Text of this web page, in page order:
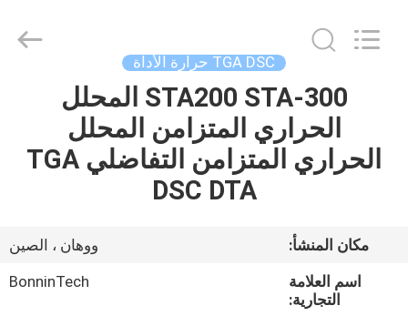
منتجات
فيديو
معلومات
الحراري
Technology
TGA DSC حرارة الأداة
STA200 STA-300 المحلل
الحراري المتزامن المحلل
الحراري المتزامن التفاضلي TGA
DSC DTA
مكان المنشأ:
ووهان ، الصين
اسم العلامة
التجارية:
BonninTech